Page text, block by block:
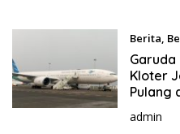
Berita,
2024
Garuda
Kloter
Pulang
admin